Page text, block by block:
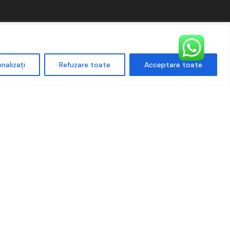
Refuzare toate Acceptare toate